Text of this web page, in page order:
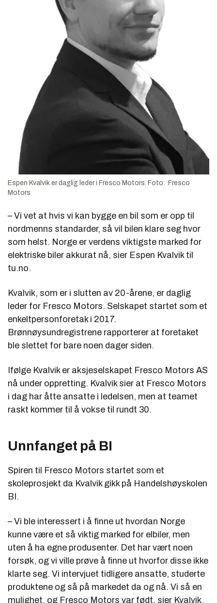
Espen Kvalvik er daglig leder i Fresco Motors. Foto: Fresco
Motors
– Vi vet at hvis vi kan bygge en bil som er opp til
nordmenns standarder, så vil bilen klare seg hvor
som helst. Norge er verdens viktigste marked for
elektriske biler akkurat nå, sier Espen Kvalvik til
tu.no.
Kvalvik, som er i slutten av 20-årene, er daglig
leder for Fresco Motors. Selskapet startet som et
enkeltpersonforetak i 2017.
Brønnøysundregistrene rapporterer at foretaket
ble slettet for bare noen dager siden.
Ifølge Kvalvik er aksjeselskapet Fresco Motors AS
nå under oppretting. Kvalvik sier at Fresco Motors
i dag har åtte ansatte i ledelsen, men at teamet
raskt kommer til å vokse til rundt 30.
Unnfanget på BI
Spiren til Fresco Motors startet som et
skoleprosjekt da Kvalvik gikk på Handelshøyskolen
BI.
– Vi ble interessert i å finne ut hvordan Norge
kunne være et så viktig marked for elbiler, men
uten å ha egne produsenter. Det har vært noen
forsøk, og vi ville prøve å finne ut hvorfor disse ikke
klarte seg. Vi intervjuet tidligere ansatte, studerte
produktene og så på markedet da og nå. Vi så en
mulighet, og Fresco Motors var født, sier Kvalvik.